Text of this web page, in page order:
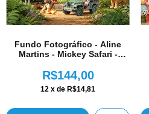
Fundo Fotográfico - Aline
Martins - Mickey Safari -
R$144,00
12 x de R$14,81